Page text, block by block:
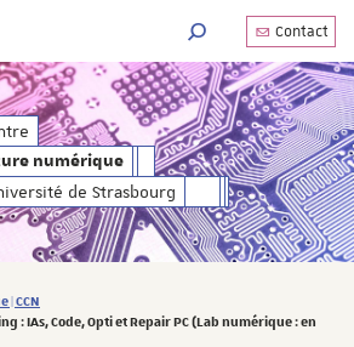
deculture numérique
numérique
de Strasbourg
MOTEUR DE
Contact
CCN
: IAs, Code, Opti et Repair PC (Lab numérique : en